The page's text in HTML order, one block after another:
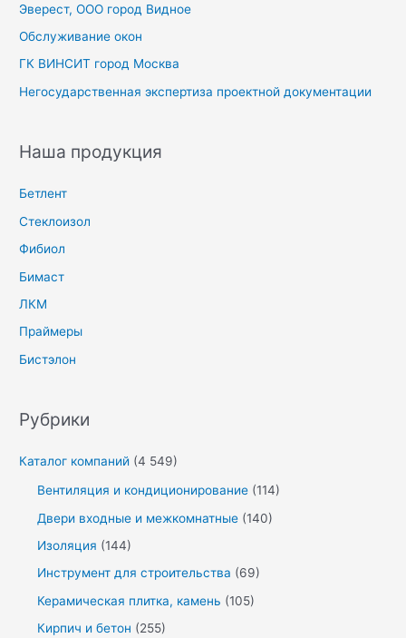
Эверест, ООО город Видное
Обслуживание окон
ГК ВИНСИТ город Москва
Негосударственная экспертиза проектной документации
Наша продукция
Бетлент
Стеклоизол
Фибиол
Бимаст
ЛКМ
Праймеры
Бистэлон
Рубрики
Каталог компаний (4 549)
Вентиляция и кондиционирование (114)
Двери входные и межкомнатные (140)
Изоляция (144)
Инструмент для строительства (69)
Керамическая плитка, камень (105)
Кирпич и бетон (255)